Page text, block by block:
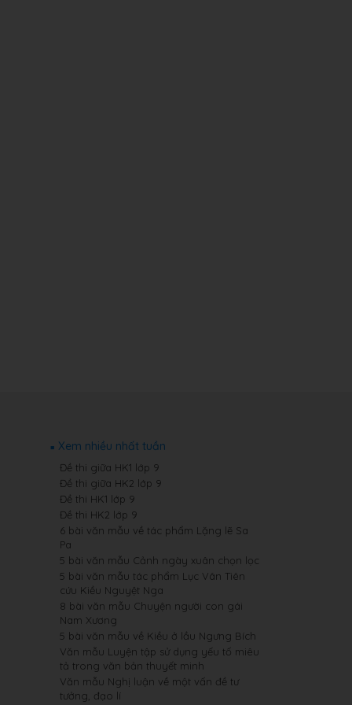
Xem nhiều nhất tuần
Đề thi giữa HK1 lớp 9
Đề thi giữa HK2 lớp 9
Đề thi HK1 lớp 9
Đề thi HK2 lớp 9
6 bài văn mẫu về tác phẩm Lặng lẽ Sa
Pa
5 bài văn mẫu Cảnh ngày xuân chọn lọc
5 bài văn mẫu tác phẩm Lục Vân Tiên
cứu Kiều Nguyệt Nga
8 bài văn mẫu Chuyện người con gái
Nam Xương
5 bài văn mẫu về Kiều ở lầu Ngưng Bích
Văn mẫu Luyện tập sử dụng yếu tố miêu
tả trong văn bản thuyết minh
Văn mẫu Nghị luận về một vấn đề tư
tưởng, đạo lí